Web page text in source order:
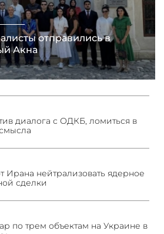
отправились в
Акна
диалога с ОДКБ, ломиться в
нейтрализовать ядерное
сделки
по трем объектам на Украине в